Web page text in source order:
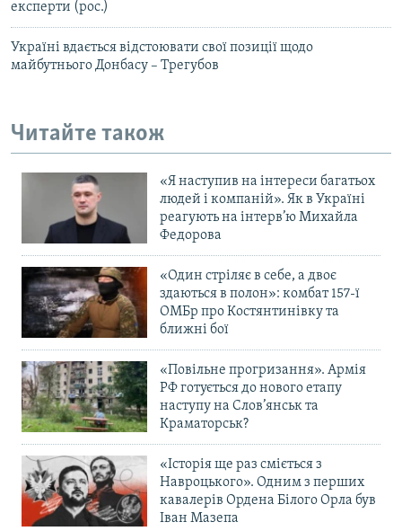
експерти (рос.)
Україні вдається відстоювати свої позиції щодо
майбутнього Донбасу – Трегубов
Читайте також
«Я наступив на інтереси багатьох
людей і компаній». Як в Україні
реагують на інтерв’ю Михайла
Федорова
«Один стріляє в себе, а двоє
здаються в полон»: комбат 157-ї
ОМБр про Костянтинівку та
ближні бої
«Повільне прогризання». Армія
РФ готується до нового етапу
наступу на Слов’янськ та
Краматорськ?
«Історія ще раз сміється з
Навроцького». Одним з перших
кавалерів Ордена Білого Орла був
Іван Мазепа